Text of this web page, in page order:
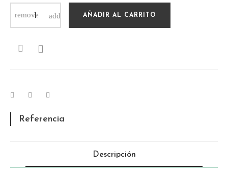
AÑADIR AL CARRITO

Referencia
Descripción